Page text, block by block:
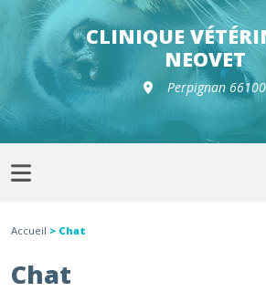
Sélection de croquettes
CLINIQUE
NEOVET
Perpignan 66100
Accueil > Chat
Chat